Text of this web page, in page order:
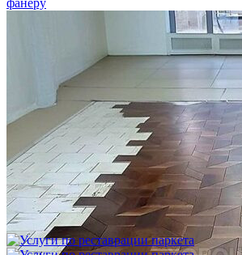
Укладка модульного паркета с финишным
фанеру
3 600 ₽